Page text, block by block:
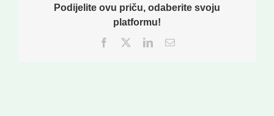
Podijelite ovu priču, odaberite svoju
platformu!
Facebook
TwitterLinkedInEmail: